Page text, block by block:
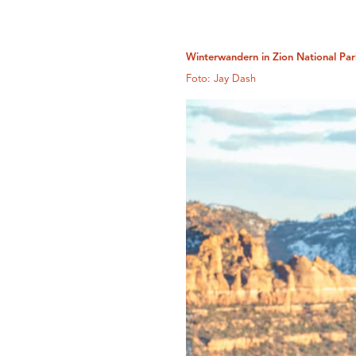
Winterwandern in Zion National
Foto: Jay Dash